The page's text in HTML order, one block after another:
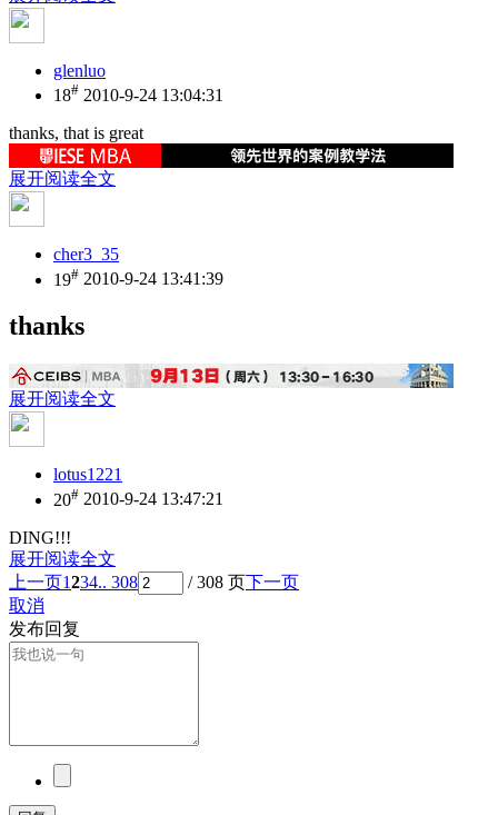
glenluo
18# 2010-9-24 13:04:31
thanks, that is great
展开阅读全文
cher3_35
19# 2010-9-24 13:41:39
thanks
展开阅读全文
lotus1221
20# 2010-9-24 13:47:21
DING!!!
展开阅读全文
上一页1234.. 308 / 308 页下一页
取消
发布回复